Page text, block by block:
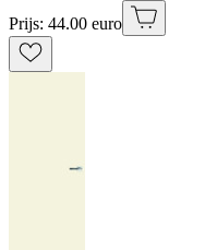
Prijs: 44.00 euro